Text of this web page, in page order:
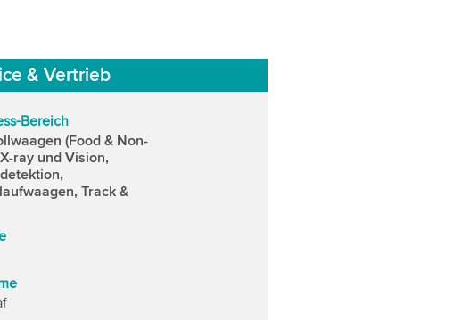
& Vertrieb
Bereich
(Food & Non-
ray und Vision,
Track &